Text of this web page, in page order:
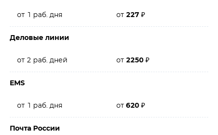
от 1 раб. дня от 227 ₽
Деловые линии
от 2 раб. дней от 2250 ₽
EMS
от 1 раб. дня от 620 ₽
Почта России